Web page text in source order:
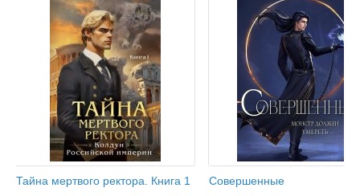
Тайна мертвого ректора. Книга 1 Совершенные